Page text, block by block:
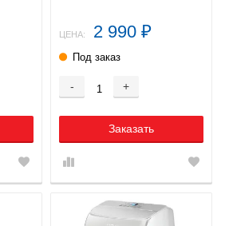
ЦЕНА: 2 990 ₽
Под заказ
- +
Заказать